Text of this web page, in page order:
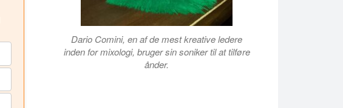
Dario Comini, en af de mest kreative ledere
inden for mixologi, bruger sin soniker til at tilføre
ånder.